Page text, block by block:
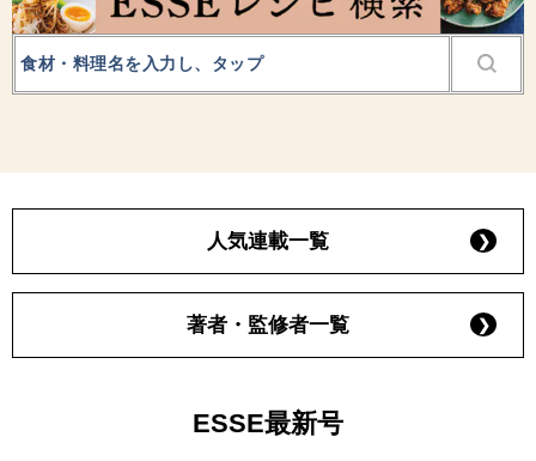
人気連載一覧
著者・監修者一覧
ESSE最新号